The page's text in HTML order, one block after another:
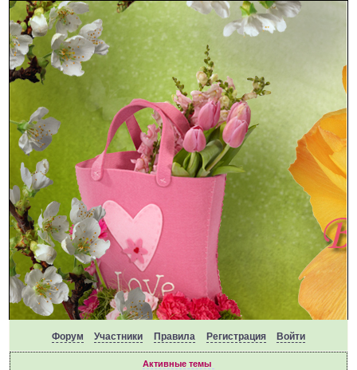
Форум Участники Правила Регистрация Войти
Активные темы